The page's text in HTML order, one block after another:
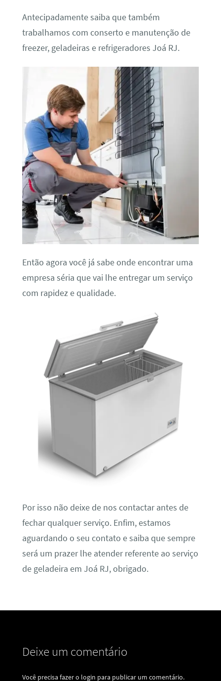
Antecipadamente saiba que também
trabalhamos com conserto e manutenção de
freezer, geladeiras e refrigeradores Joá RJ.
Então agora você já sabe onde encontrar uma
empresa séria que vai lhe entregar um serviço
com rapidez e qualidade.
Por isso não deixe de nos contactar antes de
fechar qualquer serviço. Enfim, estamos
aguardando o seu contato e saiba que sempre
será um prazer lhe atender referente ao serviço
de geladeira em Joá RJ, obrigado.
Deixe um comentário
Você precisa fazer o login para publicar um comentário.